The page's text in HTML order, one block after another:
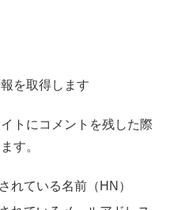
を取得します
トにコメントを残した際
す。
れている名前（HN）